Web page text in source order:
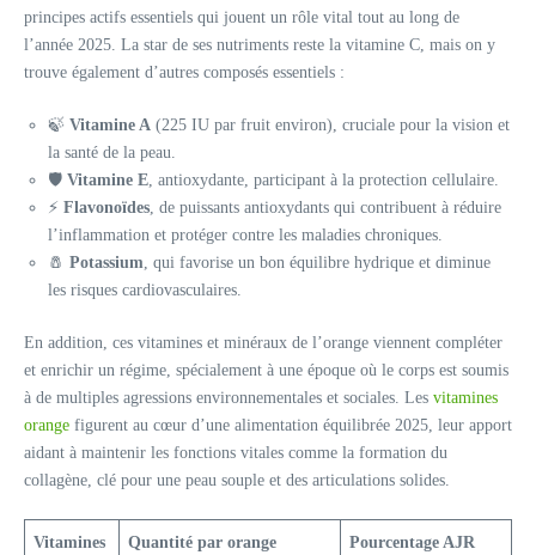
principes actifs essentiels qui jouent un rôle vital tout au long de
l’année 2025. La star de ses nutriments reste la vitamine C, mais on y
trouve également d’autres composés essentiels :
🍃 Vitamine A (225 IU par fruit environ), cruciale pour la vision et
la santé de la peau.
🛡️ Vitamine E, antioxydante, participant à la protection cellulaire.
⚡ Flavonoïdes, de puissants antioxydants qui contribuent à réduire
l’inflammation et protéger contre les maladies chroniques.
🧂 Potassium, qui favorise un bon équilibre hydrique et diminue
les risques cardiovasculaires.
En addition, ces vitamines et minéraux de l’orange viennent compléter
et enrichir un régime, spécialement à une époque où le corps est soumis
à de multiples agressions environnementales et sociales. Les vitamines
orange figurent au cœur d’une alimentation équilibrée 2025, leur apport
aidant à maintenir les fonctions vitales comme la formation du
collagène, clé pour une peau souple et des articulations solides.
Vitamines
Quantité par orange
Pourcentage AJR